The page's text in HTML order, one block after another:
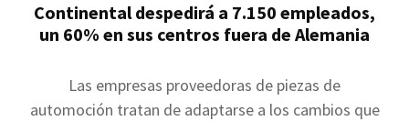
Continental despedirá a 7.150 empleados,
un 60% en sus centros fuera de Alemania
Las empresas proveedoras de piezas de
automoción tratan de adaptarse a los cambios que